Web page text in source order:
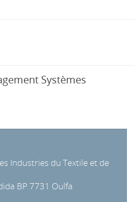
Systèmes
Industries du Textile et de
BP 7731 Oulfa